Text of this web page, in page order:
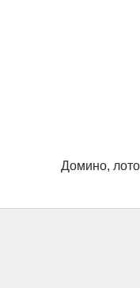
Домино, лото